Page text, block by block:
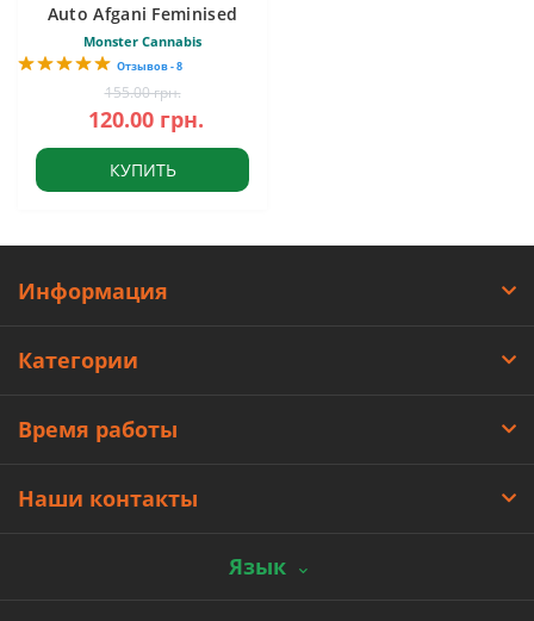
Auto Afgani Feminised
Monster Cannabis
Отзывов - 8
155.00 грн.
120.00 грн.
КУПИТЬ
Информация
Категории
Время работы
Наши контакты
Язык